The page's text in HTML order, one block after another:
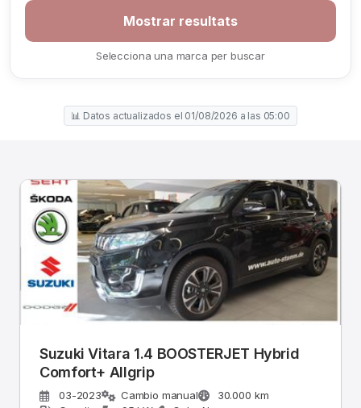
Selecciona una marca per buscar
📊 Datos actualizados el 01/08/2026 a las 05:00
Suzuki Vitara 1.4 BOOSTERJET Hybrid
Comfort+ Allgrip
03-2023 Cambio manual
30.000 km